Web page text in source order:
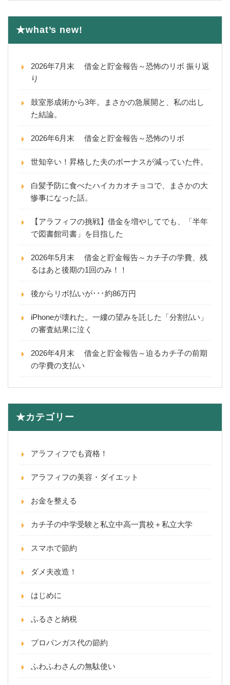
★what’s new!
2026年7月末 借金と貯金報告～恐怖のリボ 振り返
り
鼓室形成術から3年。まさかの急展開と、私の出し
た結論。
2026年6月末 借金と貯金報告～恐怖のリボ
世知辛い！昇格した夫のボーナスが減っていた件。
白髪予防に食べたハイカカオチョコで、まさかの大
惨事になった話。
【アラフィフの挑戦】借金を増やしてでも、「半年
で図書館司書」を目指した
2026年5月末 借金と貯金報告～カチ子の学費、残
るはあと後期の1回のみ！！
後からリボ払いが･･･約86万円
iPhoneが壊れた。一縷の望みを託した「分割払い」
の審査結果に泣く
2026年4月末 借金と貯金報告～迫るカチ子の前期
の学費の支払い
★カテゴリー
アラフィフでも資格！
アラフィフの美容・ダイエット
お金を整える
カチ子の中学受験と私立中高一貫校＋私立大学
スマホで節約
ダメ夫改造！
はじめに
ふるさと納税
プロパンガス代の節約
ふわふわさんの無駄使い